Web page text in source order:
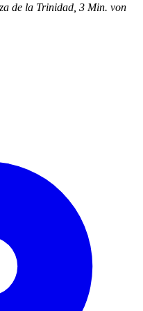
de la Trinidad, 3 Min. von